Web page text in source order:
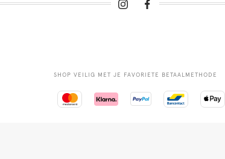
SHOP VEILIG MET JE FAVORIETE BETAALMETHODE